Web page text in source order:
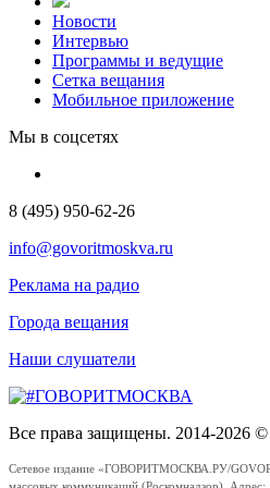
Новости
Интервью
Программы и ведущие
Сетка вещания
Мобильное приложение
Мы в соцсетях
8 (495) 950-62-26
info@govoritmoskva.ru
Реклама на радио
Города вещания
Наши слушатели
Все права защищены. 2014-2026
Сетевое издание «ГОВОРИТМОСКВА.РУ/